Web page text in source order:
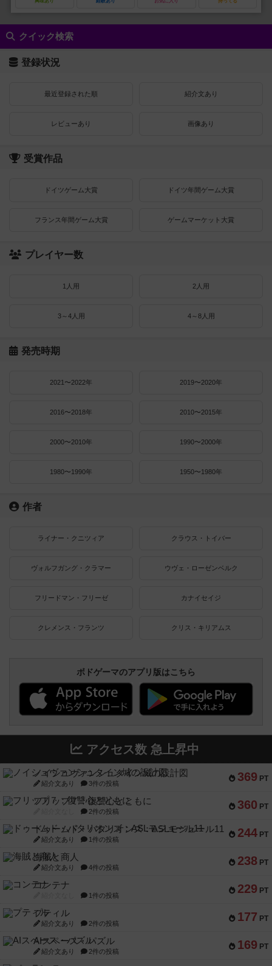
クイック検索
登録状況
最近登録された順 紹介文あり
レビューあり 画像あり
受賞作品
ドイツゲーム大賞 ドイツ年間ゲーム大賞
フランス年間ゲーム大賞 ゲームマーケット大賞
プレイヤー数
1人用 2人用
3～4人用 4～8人用
発売時期
2021〜2022年 2019〜2020年
2016〜2018年 2010〜2015年
2000〜2010年 1990〜2000年
1980〜1990年 1950〜1980年
作者
ライナー・クニツィア クラウス・トイバー
ヴォルフガング・クラマー ウヴェ・ローゼンベルク
フリードマン・フリーゼ カナイセイジ
クレメンス・フランツ クリス・キリアムス
ボドゲーマのアプリ版はこちら
アクセス数 急上昇中
369 PT
ノイシュヴァンシュタイン城の設計図
紹介文あり 3件の投稿
360 PT
フリップ７：復讐心とともに
2件の投稿
244 PT
ドゥームド・バタリオンズ：ASLモジュール11
紹介文あり 1件の投稿
238 PT
海賊と商人
紹介文あり 4件の投稿
229 PT
コンテナ
1件の投稿
177 PT
プティル
紹介文あり 2件の投稿
169 PT
AIスペース・パズル
紹介文あり 2件の投稿